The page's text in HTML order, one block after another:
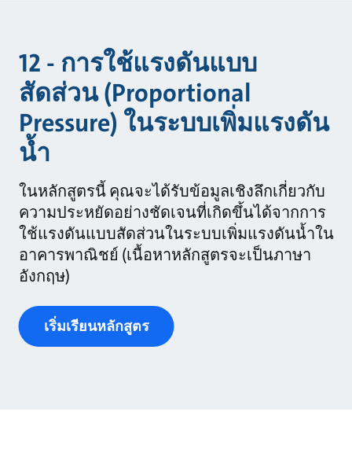
12 - การใช้แรงดันแบบ
สัดส่วน (Proportional
Pressure) ในระบบเพิ่มแรงดัน
น้ำ
ในหลักสูตรนี้ คุณจะได้รับข้อมูลเชิงลึกเกี่ยวกับ
ความประหยัดอย่างชัดเจนที่เกิดขึ้นได้จากการ
ใช้แรงดันแบบสัดส่วนในระบบเพิ่มแรงดันน้ำใน
อาคารพาณิชย์ (เนื้อหาหลักสูตรจะเป็นภาษา
อังกฤษ)
เริ่มเรียนหลักสูตร